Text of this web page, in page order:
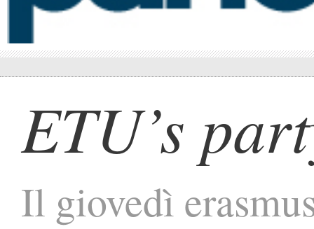
ETU’s
Il giovedì